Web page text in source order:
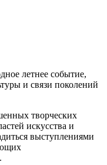
летнее событие,
и связи поколений
творческих
искусства и
выступлениями